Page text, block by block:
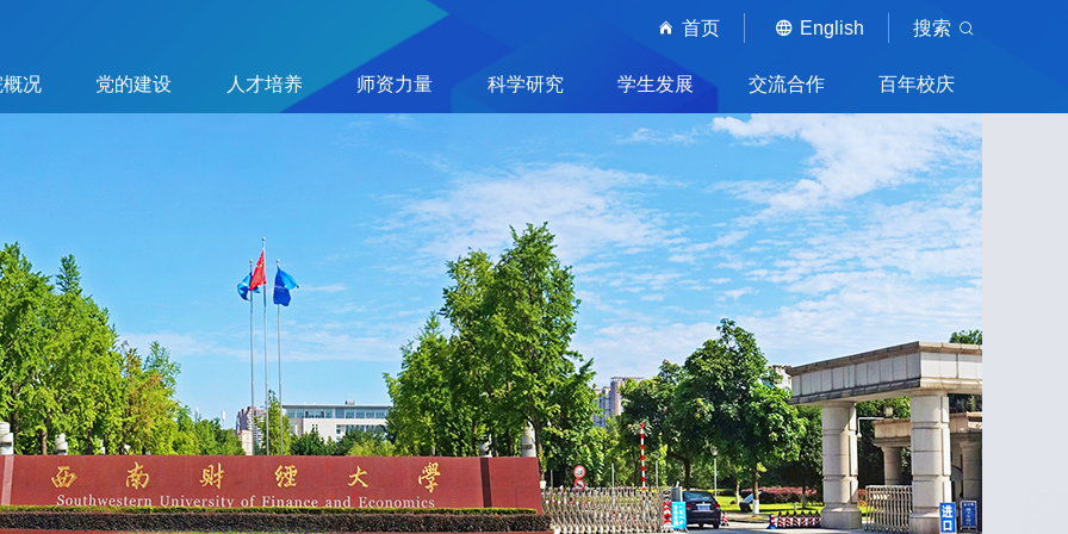
首页 English 搜索
况 党的建设 人才培养 师资力量 科学研究 学生发展 交流合作 百年校庆